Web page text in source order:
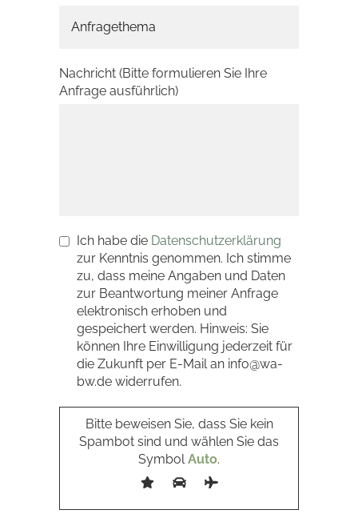
Nachricht (Bitte formulieren Sie Ihre
Anfrage ausführlich)
Ich habe die Datenschutzerklärung
zur Kenntnis genommen. Ich stimme
zu, dass meine Angaben und Daten
zur Beantwortung meiner Anfrage
elektronisch erhoben und
gespeichert werden. Hinweis: Sie
können Ihre Einwilligung jederzeit für
die Zukunft per E-Mail an info@wa-
bw.de widerrufen.
Bitte beweisen Sie, dass Sie kein
Spambot sind und wählen Sie das
SymbolAuto.